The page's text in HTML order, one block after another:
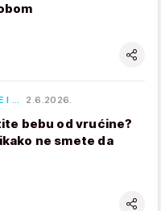
I … 2.6.2026.
bebu od vrućine?
ne smete da